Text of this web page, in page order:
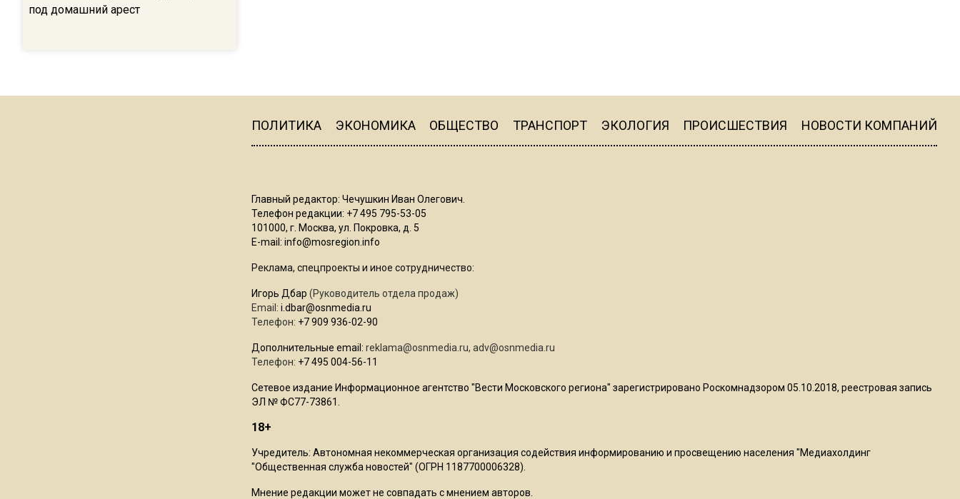
под домашний арест
квадратный метр
Балашихе массово
ПОЛИТИКА ЭКОНОМИКА ОБЩЕСТВО ТРАНСПОРТ ЭКОЛОГИЯ ПРОИСШЕСТВИЯ НОВОСТИ КОМПАНИЙ
Главный редактор: Чечушкин Иван Олегович.
Телефон редакции: +7 495 795-53-05
101000, г. Москва, ул. Покровка, д. 5
E-mail: info@mosregion.info
Реклама, спецпроекты и иное сотрудничество:
Игорь Дбар (Руководитель отдела продаж)
Email: i.dbar@osnmedia.ru
Телефон: +7 909 936-02-90
Дополнительные email: reklama@osnmedia.ru, adv@osnmedia.ru
Телефон: +7 495 004-56-11
Сетевое издание Информационное агентство "Вести Московского региона" зарегистрировано Роскомнадзором 05.10.2018, реестровая запись
ЭЛ № ФС77-73861.
18+
Учредитель: Автономная некоммерческая организация содействия информированию и просвещению населения "Медиахолдинг
"Общественная служба новостей" (ОГРН 1187700006328).
Мнение редакции может не совпадать с мнением авторов.